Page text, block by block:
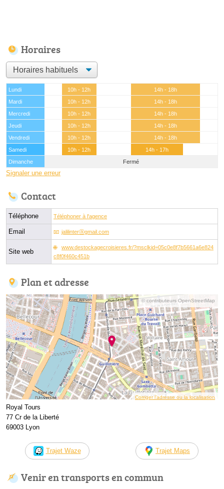
Horaires
Lundi 10h - 12h
14h - 18h
Mardi
10h - 12h
14h - 18h
Mercredi
10h - 12h
14h - 18h
Jeudi
10h - 12h
14h - 18h
Vendredi
10h - 12h
14h - 18h
Samedi
10h - 12h
14h - 17h
Dimanche
Fermé
Signaler une erreur
Contact
Téléphone Téléphoner à l'agence
Email jalilinterⓐgmail.com
Site web
www.destockagecroisieres.fr/?msclkid=05c0e8f7b5661a6e824
c8f0f460c451b
Plan et adresse
© contributeurs OpenStreetMap
Corriger l’adresse ou la localisation
Royal Tours
77 Cr de la Liberté
69003 Lyon
Trajet Waze Trajet Maps
Venir en transports en commun